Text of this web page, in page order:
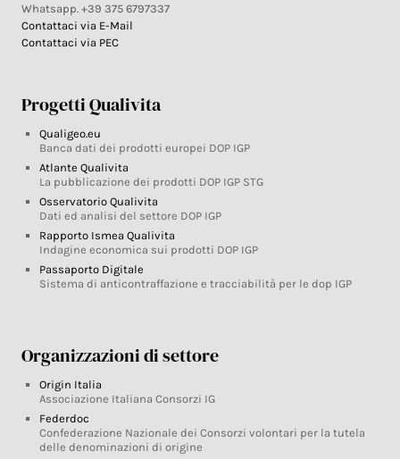
Whatsapp. +39 375 6797337
Contattaci via E-Mail
Contattaci via PEC
Progetti Qualivita
Qualigeo.eu
Banca dati dei prodotti europei DOP IGP
Atlante Qualivita
La pubblicazione dei prodotti DOP IGP STG
Osservatorio Qualivita
Dati ed analisi del settore DOP IGP
Rapporto Ismea Qualivita
Indagine economica sui prodotti DOP IGP
Passaporto Digitale
Sistema di anticontraffazione e tracciabilità per le dop IGP
Organizzazioni di settore
Origin Italia
Associazione Italiana Consorzi IG
Federdoc
Confederazione Nazionale dei Consorzi volontari per la tutela
delle denominazioni di origine